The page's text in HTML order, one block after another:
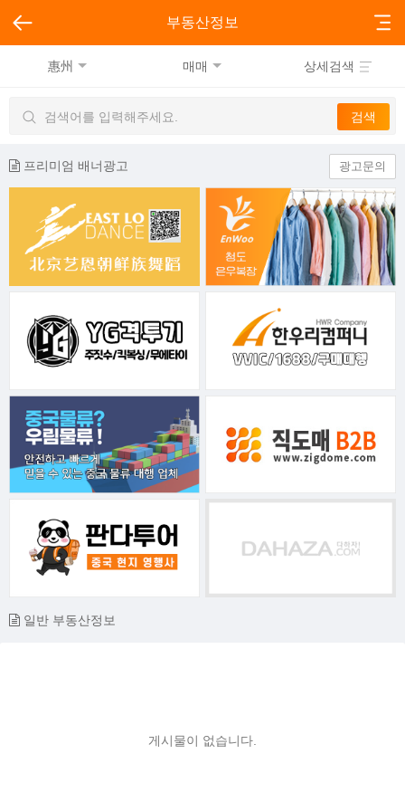
부동산정보
惠州 매매 상세검색
프리미엄 배너광고 광고문의
일반 부동산정보
게시물이 없습니다.